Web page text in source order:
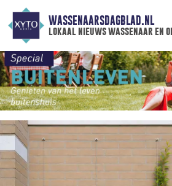
WASSENAARSDAGBLAD.NL
lokaal nieuws wassenaar en